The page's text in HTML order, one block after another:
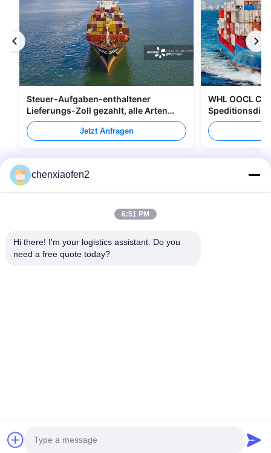
Steuer-Aufgaben-enthaltener
Lieferungs-Zoll gezahlt, alle Arten
Verpacken versendend
Jetzt Anfragen
WHL OOCL
nach Kanada
© 2026 Beijing Silk Road Enterprise Management Services Co.,LTD. All
chenxiaofen2
6:51 PM
Hi there! I'm your logistics assistant. Do you
need a free quote today?